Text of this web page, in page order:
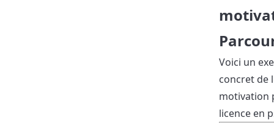
Voici un
concret de
motivation
licence en